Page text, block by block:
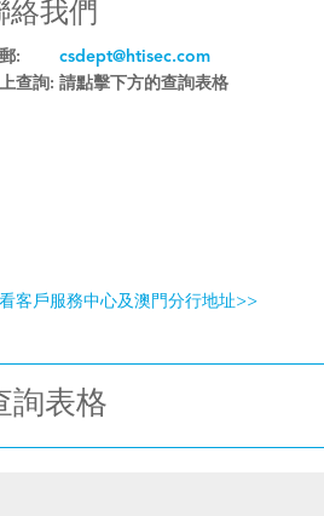
絡我們
郵:
csdept@htisec.com
查詢: 請點擊下方的查詢表格
客戶服務中心及澳門分行地址>>
詢表格